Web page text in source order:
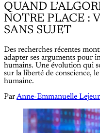
QUAND
NOTRE PLACE :
SANS SUJET
Des recherches récentes
adapter ses arguments pour
humains. Une évolution qui
sur la liberté de conscience,
humaine.
ParAnne-Emmanuelle